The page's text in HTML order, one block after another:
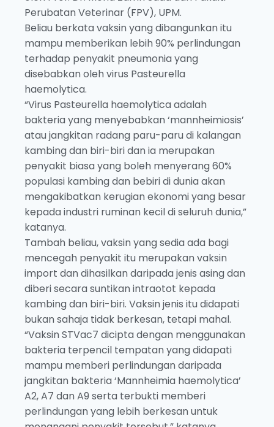
Perubatan Veterinar (FPV), UPM.
Beliau berkata vaksin yang dibangunkan itu
mampu memberikan lebih 90% perlindungan
terhadap penyakit pneumonia yang
disebabkan oleh virus Pasteurella
haemolytica.
“Virus Pasteurella haemolytica adalah
bakteria yang menyebabkan ‘mannheimiosis’
atau jangkitan radang paru-paru di kalangan
kambing dan biri-biri dan ia merupakan
penyakit biasa yang boleh menyerang 60%
populasi kambing dan bebiri di dunia akan
mengakibatkan kerugian ekonomi yang besar
kepada industri ruminan kecil di seluruh dunia,”
katanya.
Tambah beliau, vaksin yang sedia ada bagi
mencegah penyakit itu merupakan vaksin
import dan dihasilkan daripada jenis asing dan
diberi secara suntikan intraotot kepada
kambing dan biri-biri. Vaksin jenis itu didapati
bukan sahaja tidak berkesan, tetapi mahal.
“Vaksin STVac7 dicipta dengan menggunakan
bakteria terpencil tempatan yang didapati
mampu memberi perlindungan daripada
jangkitan bakteria ‘Mannheimia haemolytica’
A2, A7 dan A9 serta terbukti memberi
perlindungan yang lebih berkesan untuk